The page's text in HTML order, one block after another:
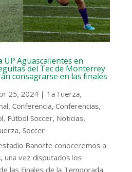
UP Aguascalientes en
del Tec de Monterrey
consagrarse en las finales
25, 2024| 1a Fuerza,
, Conferencia, Conferencias,
, Fútbol Soccer, Noticias,
, Soccer
Banorte conoceremos a
una vez disputados los
las Finales de la Temporada